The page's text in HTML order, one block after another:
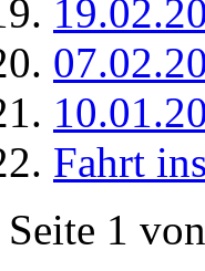
Fahrt
Seite 1